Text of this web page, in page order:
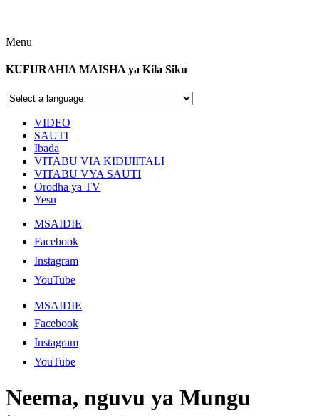
Menu
KUFURAHIA MAISHA ya Kila Siku
VIDEO
SAUTI
Ibada
VITABU VIA KIDIJIITALI
VITABU VYA SAUTI
Orodha ya TV
Yesu
MSAIDIE
Facebook
Instagram
YouTube
MSAIDIE
Facebook
Instagram
YouTube
Neema, nguvu ya Mungu